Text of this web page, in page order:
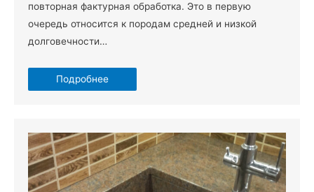
повторная фактурная обработка. Это в первую
очередь относится к породам средней и низкой
долговечности…
Подробнее